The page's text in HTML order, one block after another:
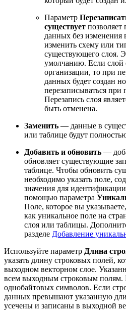
Параметр
существует позволяет
данных без
изменить схему или
существующего слоя.
умолчанию. Если слой
организации, то при
данных будет создан
перезаписываться
Перезапись слоя
быть отменена.
Заменить — данные в
или таблице будут
Добавить и обновить —
обновляет существующие
таблице. Чтобы обновить
необходимо указать поле,
значения для
помощью параметра
Поле, которое вы
как уникальное поле на
слоя или таблицы.
разделе Добавление
Используйте параметр Длина
указать длину строковых полей,
выходном векторном слое.
всем выходным строковым
однобайтовых символов. Если
данных превышают указанную
усечены и записаны в выходной